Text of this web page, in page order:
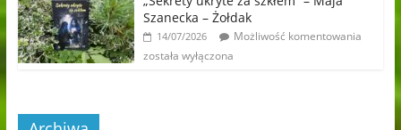
Szanecka – Żołdak
14/07/2026
Możliwość komentowania
została wyłączona